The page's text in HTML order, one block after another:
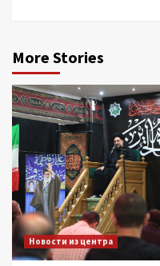
More Stories
Новости из центра